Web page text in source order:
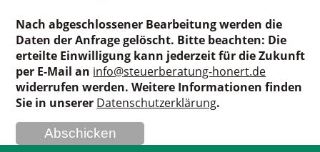
Nach abgeschlossener Bearbeitung werden die
Daten der Anfrage gelöscht. Bitte beachten: Die
erteilte Einwilligung kann jederzeit für die Zukunft
per E-Mail an info@steuerberatung-honert.de
widerrufen werden. Weitere Informationen finden
Sie in unserer Datenschutzerklärung.
Abschicken